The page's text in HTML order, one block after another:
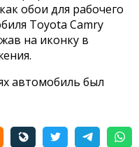
обои для рабочего
Toyota Camry
на иконку в
автомобиль был